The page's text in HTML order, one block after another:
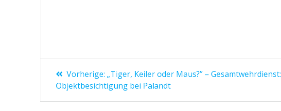
Beitragsnavigation
Vorherige: Vorheriger
Beitrag:
„Tiger, Keiler oder Maus?” – Gesamtwehrdienst:
Objektbesichtigung bei Palandt